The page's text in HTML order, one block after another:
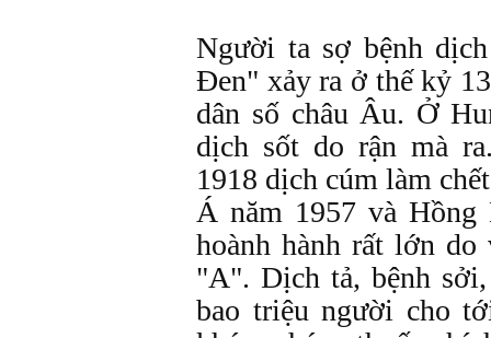
Người ta sợ bệnh
Đen" xảy ra ở thế kỷ
dân số châu Âu. Ở
dịch sốt do rận mà
1918 dịch cúm làm
Á năm 1957 và
hoành hành rất lớn
"A". Dịch tả, bệnh
bao triệu người cho